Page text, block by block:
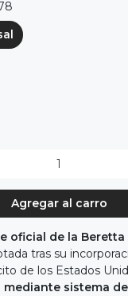
Agregar al carro
oficial de la Beretta
tras su
de los Estados
sistema